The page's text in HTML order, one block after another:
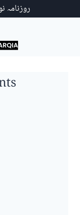
روزنامہ